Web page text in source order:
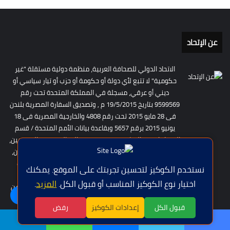
نستخدم الكوكيز لتحسين تجربتك على الموقع. يمكنك
اختيار نوع الكوكيز المناسب أو قبول الكل.المزيد.
قبول الكل إعدادات الكوكيز رفض
عن الإتحاد
الاتحاد الدولي للصحافة العربية، منظمة دولية مستقلة "غير
حكومية" لا تتبع لأي دولة أو حكومة أو حزب أو تيار سياسي أو
ديني أو عرقي، مسجلة في المملكة المتحدة تحت رقم
9599569 بتاريخ 19/5/2015 م , وتصديق السفارة المصرية بلندن
فى 28 مايو 2015 تحت رقم 4808 والخارجية المصرية فى 18
يونيو 2015 برقم 5657 وبقاعدة بيانات الأمم المتحدة / قسم
المنظمات غير الحكومية NGO. يهدف إلى الجمع بين الصحفيين،
الناشطين، والمؤسسات المعنية بحرية التعبير وحقوق الإنسان،
مع التركيز على تعزيز دور الإعلام المستقل في المجتمعات
العربية والدولية. تأسس الاتحاد لتقديم دعم شامل للأفراد
والمؤسسات الإعلامية التي تعمل في بيئات صعبة، وللدفاع عن
الصحفيين ضد الانتهاكات. اللغة | Langue